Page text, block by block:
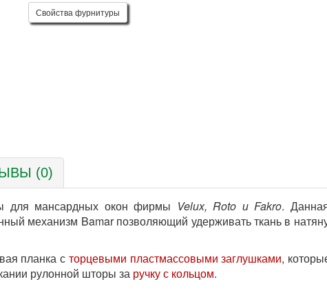
Свойства фурнитуры
(0)
для мансардных окон фирмы Velux, Roto и Fakro.
механизм Bamar позволяющий удерживать ткань в
планка с торцевыми пластмассовыми заглушками,
рулонной шторы за ручку с кольцом.